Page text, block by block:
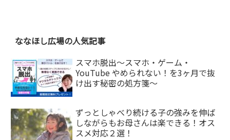
ななほし広場の人気記事
スマホ脱出〜スマホ・ゲーム・
YouTube やめられない！を3ヶ月で抜
け出す秘密の処方箋〜
ずっとしゃべり続ける子の強みを伸ば
しながらもお母さんは楽できる！オス
スメ対応２選！